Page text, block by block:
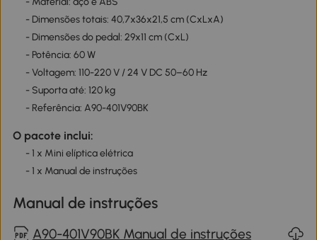
- Dimensões totais: 40,7x36x21,5 cm (CxLxA)
- Dimensões do pedal: 29x11 cm (CxL)
- Potência: 60 W
- Voltagem: 110-220 V / 24 V DC 50–60 Hz
- Suporta até: 120 kg
- Referência: A90-401V90BK
O pacote inclui:
- 1 x Mini elíptica elétrica
- 1 x Manual de instruções
Manual de instruções
A90-401V90BK Manual de instruções